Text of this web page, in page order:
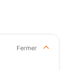
Fermer